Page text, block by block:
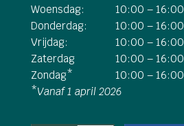
Woensdag:
10:00 – 16:00
Donderdag:
10:00 – 16:00
Vrijdag:
10:00 – 16:00
Zaterdag
10:00 – 16:00
Zondag*
10:00 – 16:00
*Vanaf 1 april 2026